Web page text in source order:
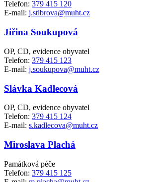
Telefon: 379 415 120
E-mail: j.stibrova@muht.cz
Jiřina Soukupová
OP, CD, evidence obyvatel
Telefon: 379 415 123
E-mail: j.soukupova@muht.cz
Slávka Kadlecová
OP, CD, evidence obyvatel
Telefon: 379 415 124
E-mail: s.kadlecova@muht.cz
Miroslava Plachá
Památková péče
Telefon: 379 415 125